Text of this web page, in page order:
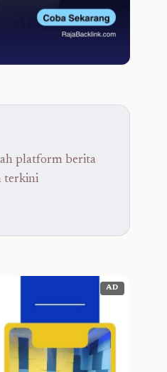
platform berita
terkini
AD